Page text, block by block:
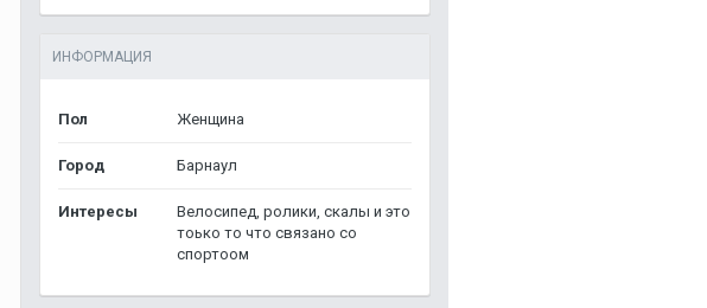
ИНФОРМАЦИЯ
Пол Женщина
Город Барнаул
Интересы
Велосипед, ролики, скалы и это
тоько то что связано со
спортоом